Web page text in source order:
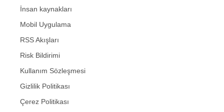
İnsan kaynakları
Mobil Uygulama
RSS Akışları
Risk Bildirimi
Kullanım Sözleşmesi
Gizlilik Politikası
Çerez Politikası